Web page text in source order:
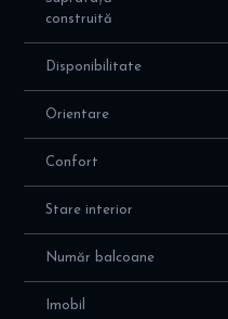
construită
Disponibilitate
Orientare
Confort
Stare interior
Număr balcoane
Imobil